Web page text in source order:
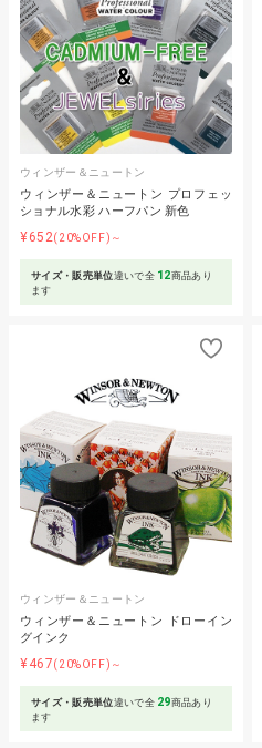
ウィンザー＆ニュートン
ウィンザー＆ニュートン プロフェッ
ショナル水彩 ハーフパン 新色
¥652(20%OFF)～
サイズ・販売単位違いで全 12商品あり
ます
ウィンザー＆ニュートン
ウィンザー＆ニュートン ドローイン
グインク
¥467(20%OFF)～
サイズ・販売単位違いで全 29商品あり
ます